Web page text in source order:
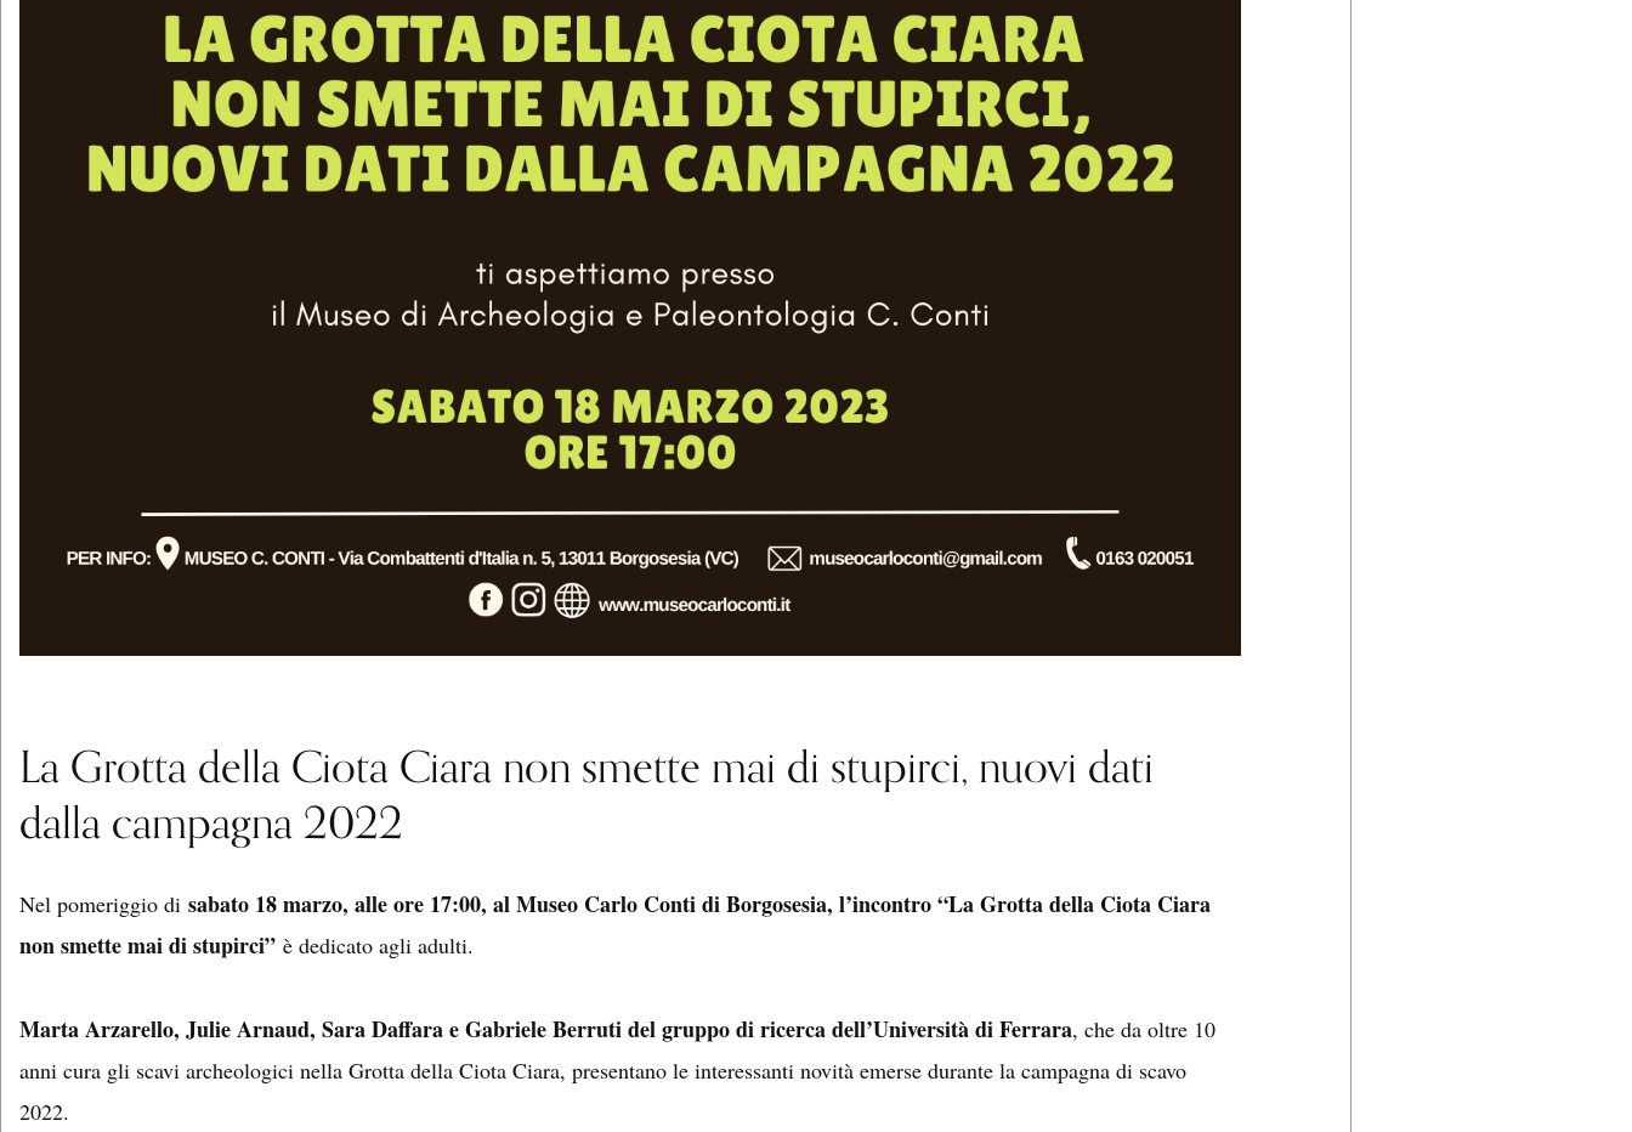
La Grotta della Ciota Ciara non smette mai di stupirci, nuovi dati
dalla campagna 2022
Nel pomeriggio di sabato 18 marzo, alle ore 17:00, al Museo Carlo Conti di Borgosesia, l’incontro “La Grotta della Ciota Ciara
non smette mai di stupirci” è dedicato agli adulti.
Marta Arzarello, Julie Arnaud, Sara Daffara e Gabriele Berruti del gruppo di ricerca dell’Università di Ferrara, che da oltre 10
anni cura gli scavi archeologici nella Grotta della Ciota Ciara, presentano le interessanti novità emerse durante la campagna di scavo
2022.